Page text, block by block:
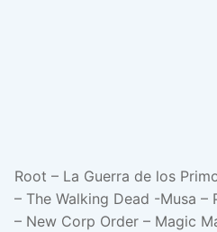
Root – La Guerra de los
– The Walking Dead -Musa –
– New Corp Order – Magic